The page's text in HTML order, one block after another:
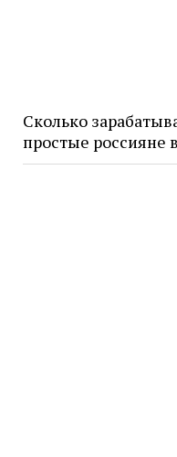
Сколько
простые россияне